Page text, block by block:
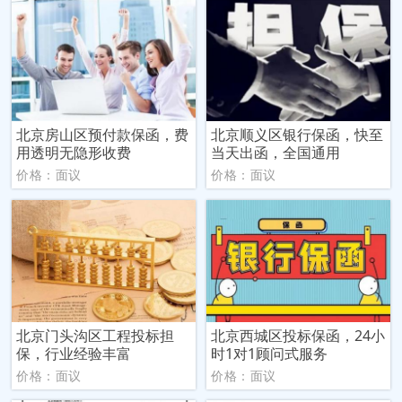
北京房山区预付款保函，费
用透明无隐形收费
价格：面议
北京顺义区银行保函，快至
当天出函，全国通用
价格：面议
北京门头沟区工程投标担
保，行业经验丰富
价格：面议
北京西城区投标保函，24小
时1对1顾问式服务
价格：面议